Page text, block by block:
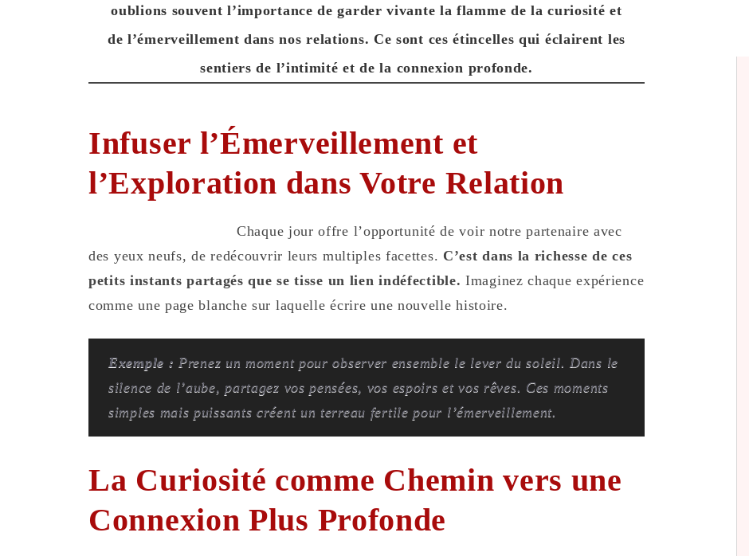
oublions souvent l’importance de garder vivante la flamme de la curiosité et
de l’émerveillement dans nos relations. Ce sont ces étincelles qui éclairent les
sentiers de l’intimité et de la connexion profonde.
Infuser l’Émerveillement et
l’Exploration dans Votre Relation
Chaque jour offre l’opportunité de voir notre partenaire avec
des yeux neufs, de redécouvrir leurs multiples facettes. C’est dans la richesse de ces
petits instants partagés que se tisse un lien indéfectible. Imaginez chaque expérience
comme une page blanche sur laquelle écrire une nouvelle histoire.
Exemple : Prenez un moment pour observer ensemble le lever du soleil. Dans le
silence de l’aube, partagez vos pensées, vos espoirs et vos rêves. Ces moments
simples mais puissants créent un terreau fertile pour l’émerveillement.
La Curiosité comme Chemin vers une
Connexion Plus Profonde